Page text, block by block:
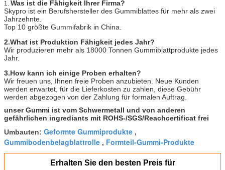
1. Was ist die Fähigkeit Ihrer Firma?
Skypro ist ein Berufshersteller des Gummiblattes für mehr als zwei
Jahrzehnte.
Top 10 größte Gummifabrik in China.
2.What ist Produktion Fähigkeit jedes Jahr?
Wir produzieren mehr als 18000 Tonnen Gummiblattprodukte jedes
Jahr.
3.How kann ich einige Proben erhalten?
Wir freuen uns, Ihnen freie Proben anzubieten. Neue Kunden
werden erwartet, für die Lieferkosten zu zahlen, diese Gebühr
werden abgezogen von der Zahlung für formalen Auftrag.
unser Gummi ist vom Schwermetall und von anderen
gefährlichen ingrediants mit ROHS-/SGS/Reachcertificat frei
Umbauten: Geformte Gummiprodukte ,
Gummibodenbelagblattrolle , Formteil-Gummi-Produkte
Erhalten Sie den besten Preis für